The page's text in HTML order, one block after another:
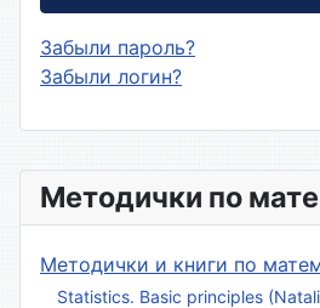
Методички по
Методички и книги по
Statistics. Basic principles
Забыли пароль?
Забыли логин?